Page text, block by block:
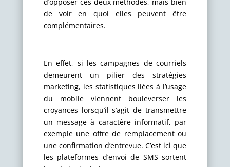
d’opposer ces deux méthodes, mais bien
de voir en quoi elles peuvent être
complémentaires.
En effet, si les campagnes de courriels
demeurent un pilier des stratégies
marketing, les statistiques liées à l’usage
du mobile viennent bouleverser les
croyances lorsqu’il s’agit de transmettre
un message à caractère informatif, par
exemple une offre de remplacement ou
une confirmation d’entrevue.C’est ici que
les plateformes d’envoi de SMS sortent